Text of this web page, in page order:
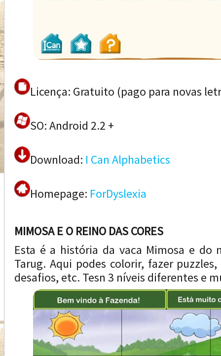
Licença: Gratuito (pago para novas
SO: Android 2.2 +
Download: I Can Alphabetics
Homepage: ForDyslexia
MIMOSA E O REINO DAS CORES
Esta é a história da vaca Mimosa e do
Tarug. Aqui podes colorir, fazer
desafios, etc. Tesn 3 níveis diferentes e